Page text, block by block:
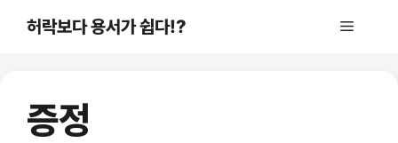
허락보다 용서가 쉽다!? 메
증정